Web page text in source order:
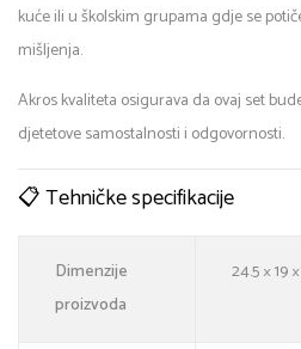
kuće ili u školskim grupama gdje se
mišljenja.
Akros kvaliteta osigurava da ovaj set
djetetove samostalnosti i odgovornosti.
📋 Tehničke specifikacije
Dimenzije
proizvoda
24.5 × 19